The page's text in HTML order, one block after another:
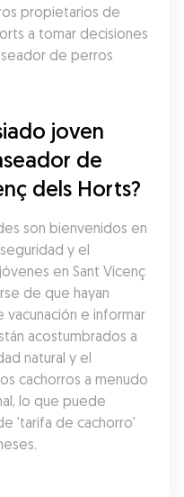
propietarios de
a tomar decisiones
de perros
joven
de
dels Horts?
son bienvenidos en
y el
en Sant Vicenç
de que hayan
e informar
acostumbrados a
natural y el
cachorros a menudo
lo que puede
'tarifa de cachorro'